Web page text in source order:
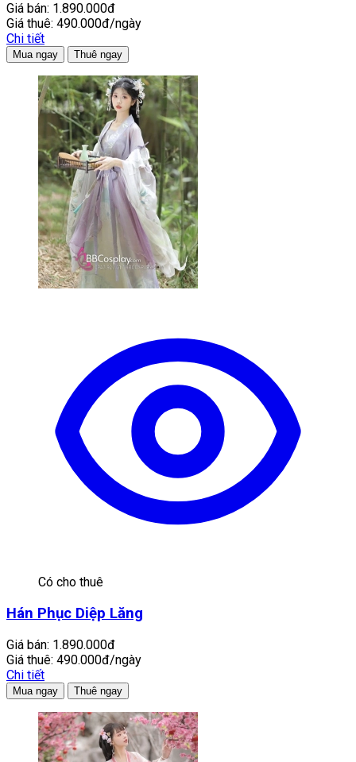
Giá bán: 1.890.000đ
Giá thuê: 490.000đ/ngày
Chi tiết
Mua ngay Thuê ngay
Có cho thuê
Hán Phục Diệp Lăng
Giá bán: 1.890.000đ
Giá thuê: 490.000đ/ngày
Chi tiết
Mua ngay Thuê ngay